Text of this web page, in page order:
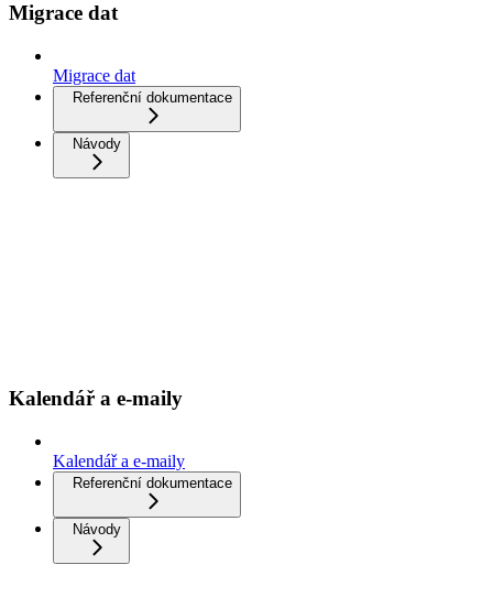
Migrace dat
Migrace dat
Referenční dokumentace
Návody
Kalendář a e-maily
Kalendář a e-maily
Referenční dokumentace
Návody